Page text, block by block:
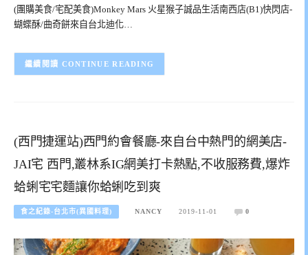
(團購美食/宅配美食)Monkey Mars 火星猴子誠品生活南西店(B1)快閃店-
蝴蝶酥/曲奇餅來自台北迪化…
CONTINUE READING
(西門捷運站)西門約會餐廳-來自台中熱門的網美店-
JAI宅 西門,叢林系IG網美打卡熱點,不收服務費,爆炸
蛤蜊宅宅麵讓你蛤蜊吃到爽
食之紀錄-台北市(異國料理) NANCY 2019-11-01 0